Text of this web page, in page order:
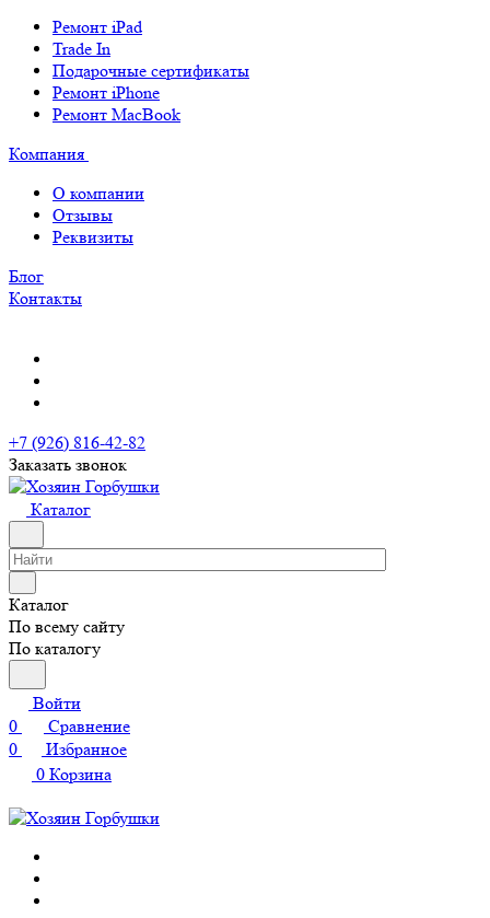
Ремонт iPad
Trade In
Подарочные сертификаты
Ремонт iPhone
Ремонт MacBook
Компания
О компании
Отзывы
Реквизиты
Блог
Контакты
+7 (926) 816-42-82
Заказать звонок
Каталог
Каталог
По всему сайту
По каталогу
Войти
0
Сравнение
0
Избранное
0 Корзина